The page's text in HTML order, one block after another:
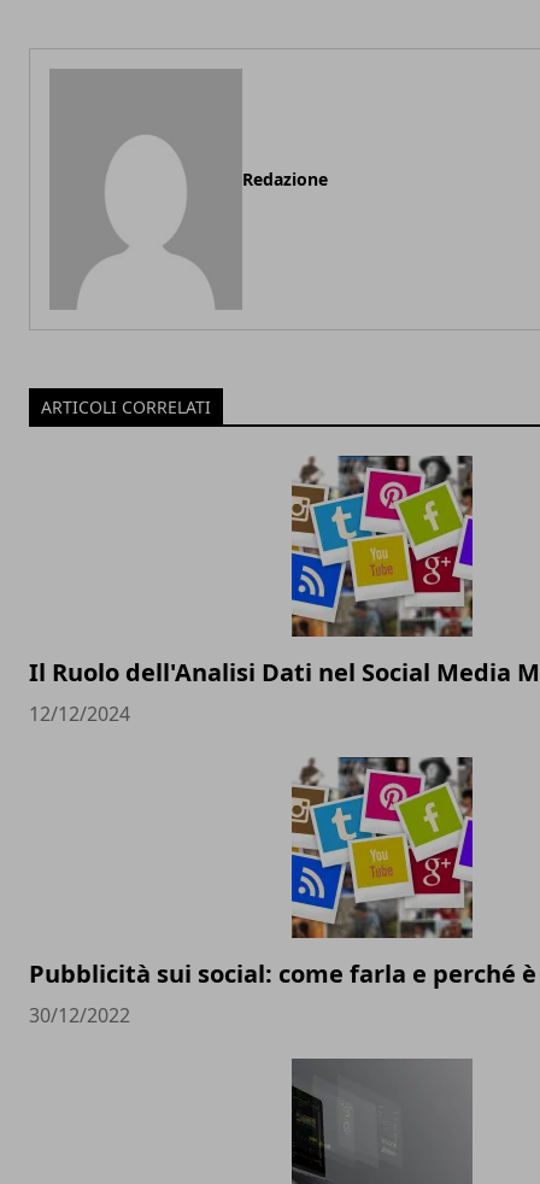
Redazione
ARTICOLI CORRELATI
Il Ruolo dell'Analisi Dati nel Social Media
12/12/2024
Pubblicità sui social: come farla e perché
30/12/2022